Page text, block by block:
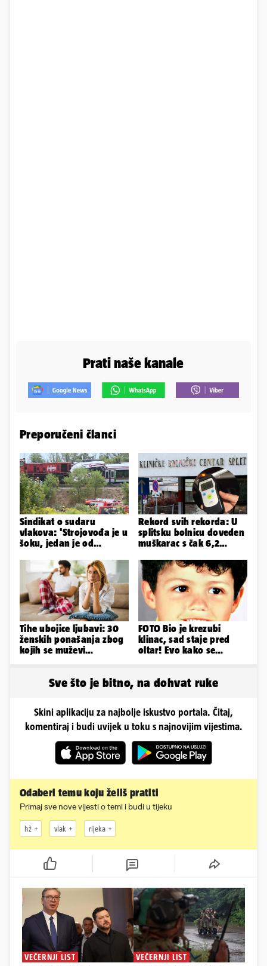
Prati naše kanale
Preporučeni članci
Sindikat o sudaru
vlakova: 'Strojovođa je u
šoku, jedan je od
najobučenijih...'
Rekord svih rekorda: U
splitsku bolnicu doveden
muškarac s čak 6,2
Tihe ubojice ljubavi: 30
ženskih ponašanja zbog
kojih se muževi
FOTO Bio je krezubi
klinac, sad staje pred
oltar! Evo kako se
Sve što je bitno, na dohvat ruke
Skini aplikaciju za najbolje iskustvo portala. Čitaj,
komentiraj i budi uvijek u toku s najnovijim vijestima.
Odaberi temu koju želiš pratiti
Primaj sve nove vijesti o temi i budi u tijeku
hž vlak rijeka